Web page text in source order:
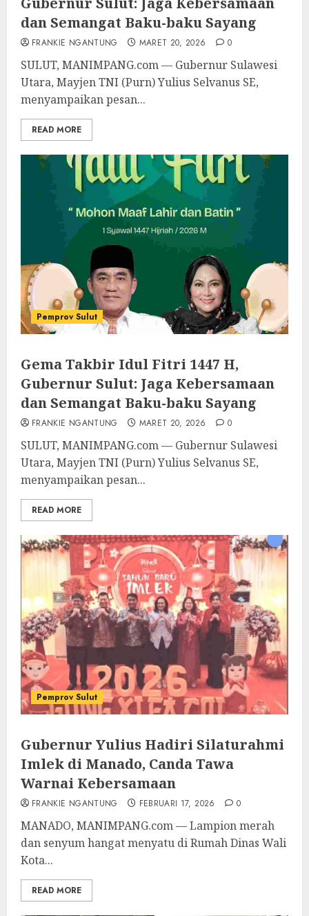
dan Semangat Baku-baku Sayang
FRANKIE NGANTUNG MARET 20, 2026 0
SULUT, MANIMPANG.com — Gubernur Sulawesi
Utara, Mayjen TNI (Purn) Yulius Selvanus SE,
menyampaikan pesan...
READ MORE
Pemprov Sulut
Gema Takbir Idul Fitri 1447 H,
Gubernur Sulut: Jaga Kebersamaan
dan Semangat Baku-baku Sayang
FRANKIE NGANTUNG MARET 20, 2026 0
SULUT, MANIMPANG.com — Gubernur Sulawesi
Utara, Mayjen TNI (Purn) Yulius Selvanus SE,
menyampaikan pesan...
READ MORE
Pemprov Sulut
Gubernur Yulius Hadiri Silaturahmi
Imlek di Manado, Canda Tawa
Warnai Kebersamaan
FRANKIE NGANTUNG FEBRUARI 17, 2026 0
MANADO, MANIMPANG.com — Lampion merah
dan senyum hangat menyatu di Rumah Dinas Wali
Kota...
READ MORE